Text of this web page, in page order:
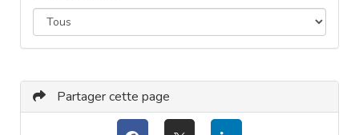
Partager cette page